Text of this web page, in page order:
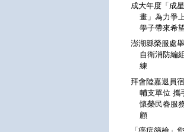
成大年度「成
畫」為力爭
學子帶來希
澎湖縣榮服處
自衛消防編
練
拜會陸嘉退員
輔支單位 攜
懷榮民眷服
顧